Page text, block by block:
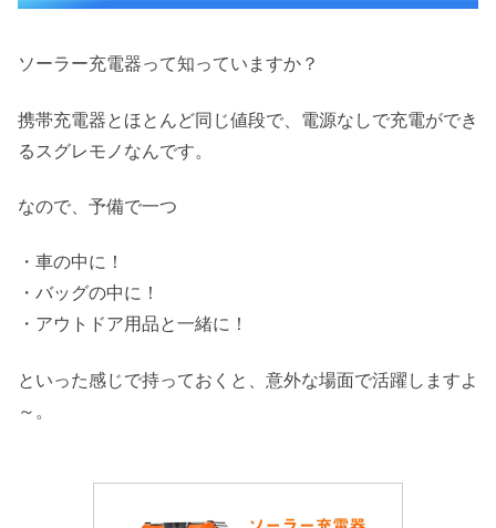
ソーラー充電器って知っていますか？
携帯充電器とほとんど同じ値段で、電源なしで充電ができ
るスグレモノなんです。
なので、予備で一つ
・車の中に！
・バッグの中に！
・アウトドア用品と一緒に！
といった感じで持っておくと、意外な場面で活躍しますよ
～。